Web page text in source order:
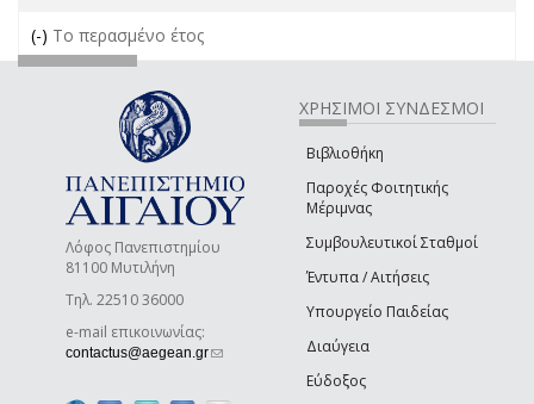
(-) Remove Το περασμένο έτος filter
Το περασμένο έτος
Λόφος Πανεπιστημίου
81100 Μυτιλήνη
Τηλ. 22510 36000
e-mail επικοινωνίας:
contactus@aegean.gr(link sends e-mail)
ΧΡΗΣΙΜΟΙ ΣΥΝΔΕΣΜΟΙ
Βιβλιοθήκη
Παροχές Φοιτητικής
Μέριμνας
Συμβουλευτικοί Σταθμοί
Έντυπα / Αιτήσεις
Υπουργείο Παιδείας
Διαύγεια
Εύδοξος